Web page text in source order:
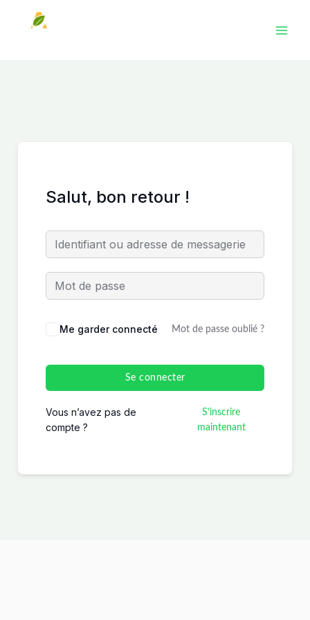
Salut, bon retour !
Me garder connecté Mot de passe oublié ?
Se connecter
Vous n’avez pas de
compte ?
S’inscrire
maintenant